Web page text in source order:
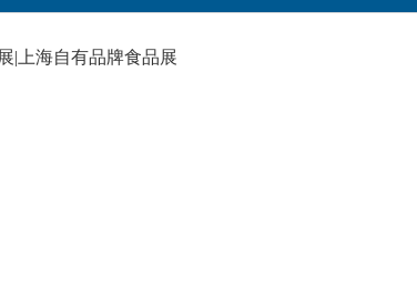
|上海自有品牌食品展